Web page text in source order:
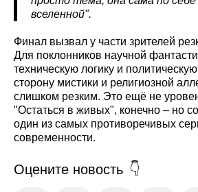
вселенной".
Финал вызвал у части зрителей
Для поклонников научной
техническую логику и
сторону мистики и религиозной
слишком резким. Это ещё не
"Остаться в живых", конечно – но
один из самых противоречивых
современности.
Оцените новость